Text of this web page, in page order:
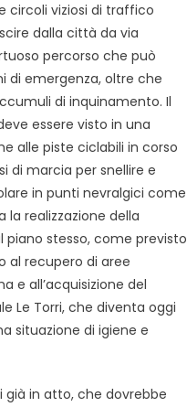
circoli viziosi di traffico
dalla città da via
percorso che può
di emergenza, oltre che
di inquinamento. Il
essere visto in una
alle piste ciclabili in corso
di marcia per snellire e
in punti nevralgici come
la realizzazione della
piano stesso, come previsto
al recupero di aree
e all’acquisizione del
Le Torri, che diventa oggi
situazione di igiene e
già in atto, che dovrebbe